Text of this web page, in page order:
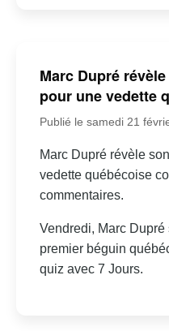
Marc Dupré
pour une vedette
Publié le samedi 21
Marc Dupré révèle
vedette québécoise
commentaires.
Vendredi, Marc
premier béguin
quiz avec 7 Jours.